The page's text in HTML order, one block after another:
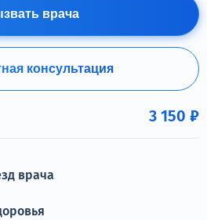
врача
консультация
3 150 ₽
врача